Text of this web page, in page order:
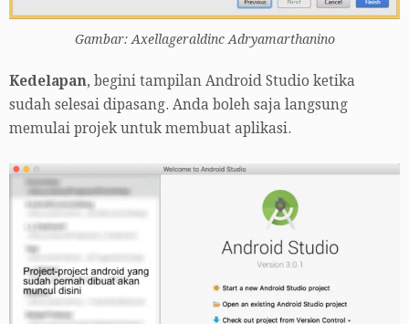
Gambar: Axellageraldinc Adryamarthanino
Kedelapan, begini tampilan Android Studio ketika
sudah selesai dipasang. Anda boleh saja langsung
memulai projek untuk membuat aplikasi.